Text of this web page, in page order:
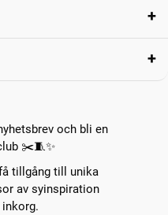
och bli en
✂️🧵✨
tillgång till unika
av syinspiration